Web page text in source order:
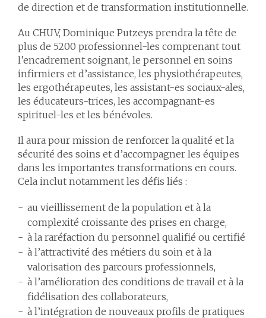
de direction et de transformation institutionnelle.
Au CHUV, Dominique Putzeys prendra la tête de
plus de 5200 professionnel-les comprenant tout
l’encadrement soignant, le personnel en soins
infirmiers et d’assistance, les physiothérapeutes,
les ergothérapeutes, les assistant-es sociaux-ales,
les éducateurs-trices, les accompagnant-es
spirituel-les et les bénévoles.
Il aura pour mission de renforcer la qualité et la
sécurité des soins et d’accompagner les équipes
dans les importantes transformations en cours.
Cela inclut notamment les défis liés :
au vieillissement de la population et à la
complexité croissante des prises en charge,
à la raréfaction du personnel qualifié ou certifié
à l’attractivité des métiers du soin et à la
valorisation des parcours professionnels,
à l’amélioration des conditions de travail et à la
fidélisation des collaborateurs,
à l’intégration de nouveaux profils de pratiques